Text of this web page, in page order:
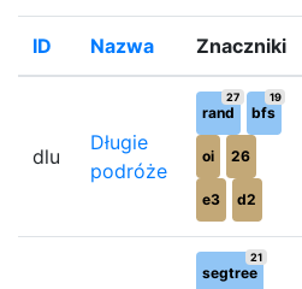
ID Nazwa Znaczniki
dlu
Długie
podróże
rand
27
bfs
19
oi 26
e3 d2
segtree
21